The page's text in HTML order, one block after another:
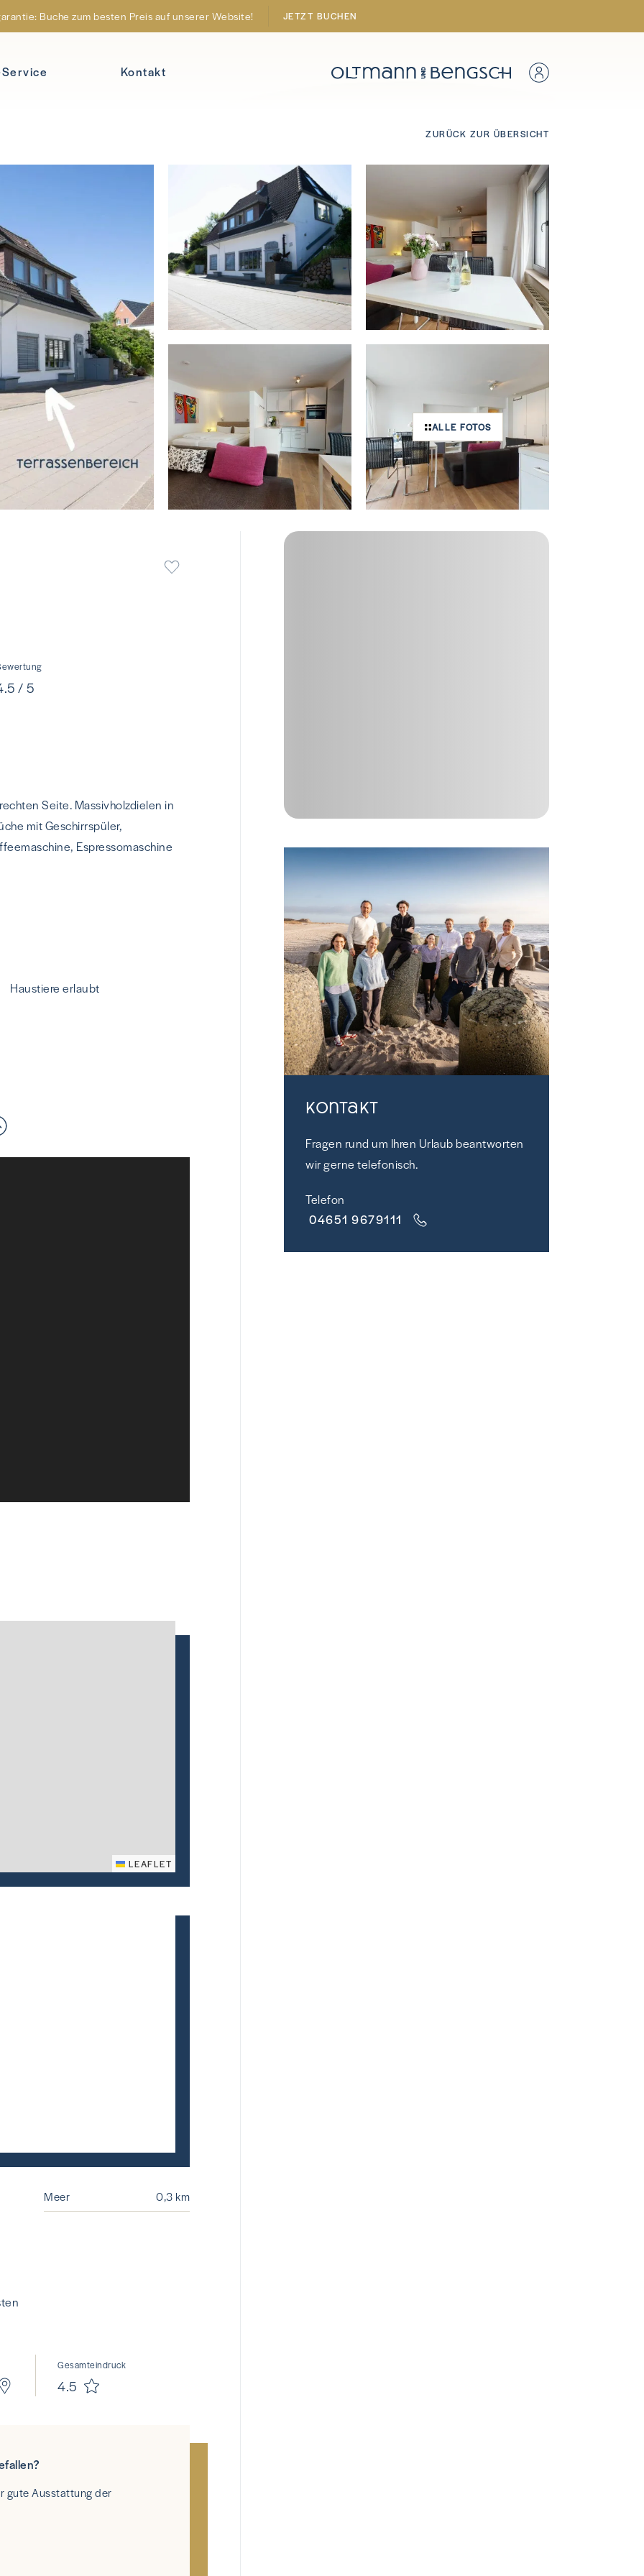
Buche zum besten Preis auf unserer Website! JETZT BUCHEN
Kontakt
ZURÜCK ZUR ÜBERSICHT
ALLE FOTOS
/ 5
Seite. Massivholzdielen in
mit Geschirrspüler,
Espressomaschine
Haustiere erlaubt
LEAFLET
Meer 0,3 km
Gesamteindruck
4.5
gute Ausstattung der
Kontakt
Fragen rund um Ihren Urlaub beantworten
wir gerne telefonisch.
Telefon
04651 9679111